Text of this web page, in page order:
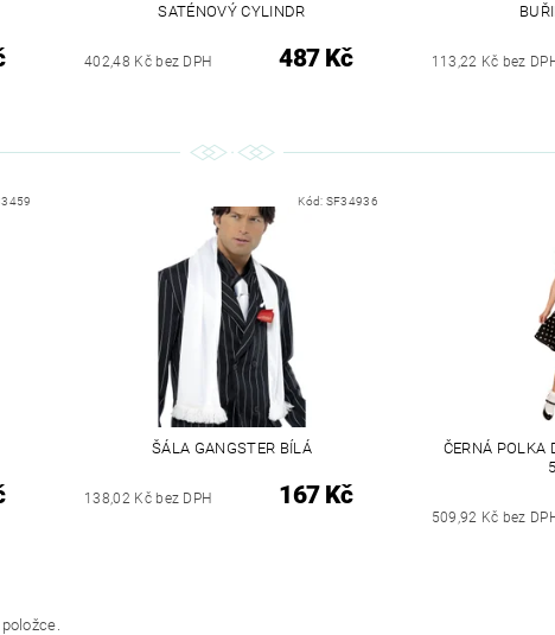
SATÉNOVÝ CYLINDR
402,48 Kč bez DPH 487 Kč 113,22 Kč bez
Kód: SF34936
ŠÁLA GANGSTER BÍLÁ
138,02 Kč bez DPH 167 Kč
ČERNÁ POLKA
509,92 Kč bez